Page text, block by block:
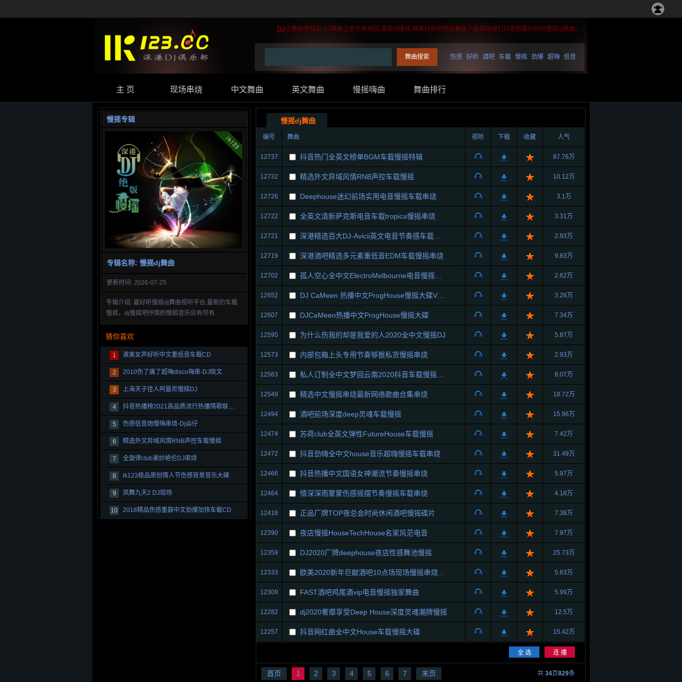
DJ让舞曲更精彩,DJ舞曲让音乐更绚丽,最新dj慢摇,精典好听的慢摇舞曲下载网站我们只更新最好听的慢摇dj舞曲。
伤感 好听 酒吧 车载 慢摇 劲爆 超嗨 低音
主 页 现场串烧 中文舞曲 英文舞曲 慢摇嗨曲 舞曲排行
慢摇专辑
专辑名称: 慢摇dj舞曲
更新时间: 2026-07-25
专辑介绍: 最好听慢摇dj舞曲视听平台,最新的车载
慢摇，dj慢摇吧抒情的慢摇音乐应有尽有.
猜你喜欢
1 淑美女声好听中文重低音车载CD
2 2010伤了痛了超嗨disco嗨串-DJ晓文
3 上海天子佳人阿曼尼慢摇DJ
4 抖音热播榜2021高品质流行热播情歌联播发烧大碟
5 伤感低音炮慢嗨串烧-Dj焱仔
6 精选外文异域风情RNB声控车载慢摇
7 全旋律cIub美妙绝伦DJ串烧
8 ik123极品原创情人节伤感背景音乐大碟
9 凤舞九天2 DJ现场
10 2018精品伤感重鼓中文劲爆加快车载CD
慢摇dj舞曲
编号 舞曲 视听 下载 收藏 人气
12737 抖音热门全英文榜单BGM车载慢摇特辑 87.76万
12732 精选外文异域风情RNB声控车载慢摇 10.12万
12726 Deephouse迷幻前场实用电音慢摇车载串烧 3.1万
12722 全英文清新萨克斯电音车载tropica慢摇串烧 3.31万
12721 2.93万
12719 深港酒吧精选多元素重低音EDM车载慢摇串烧 9.83万
12702 2.62万
12652 DJ CaMeen 热播中文ProgHouse慢摇大碟Vol.2 3.28万
12607 DJCaMeen热播中文ProgHouse慢摇大碟 7.34万
12595 为什么伤我的却是我爱的人2020全中文慢摇DJ 5.87万
12573 内部包箱上头专用节奏够狠私货慢摇串烧 2.93万
12563 8.07万
12549 精选中文慢摇串烧最新网络歌曲合集串烧 18.72万
12494 酒吧前场深度deep灵魂车载慢摇 15.96万
12474 苏荷club全英文弹性FutureHouse车载慢摇 7.42万
12472 抖音劲嗨全中文house音乐超嗨慢摇车载串烧 31.49万
12466 抖音热播中文国语女神潮流节奏慢摇串烧 5.97万
12464 情深深雨蒙蒙伤感摇摆节奏慢摇车载串烧 4.18万
12418 正品厂牌TOP夜总会时尚休闲酒吧慢摇碟片 7.38万
12390 夜店慢摇HouseTechHouse名家风范电音 7.97万
12359 DJ2020厂牌deephouse夜店性感舞池慢摇 25.73万
12333 5.63万
12309 FAST酒吧鸡尾酒vip电音慢摇独家舞曲 5.99万
12282 dj2020奢靡享受Deep House深度灵魂潮牌慢摇 12.5万
12257 抖音网红曲全中文House车载慢摇大碟 15.42万
首页 1 2 3 4 5 6 7 末页 共 34页829条